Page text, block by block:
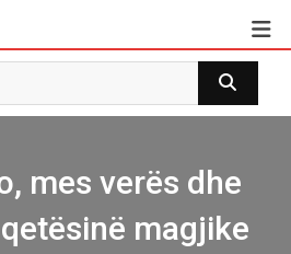
mes verës dhe
magjike